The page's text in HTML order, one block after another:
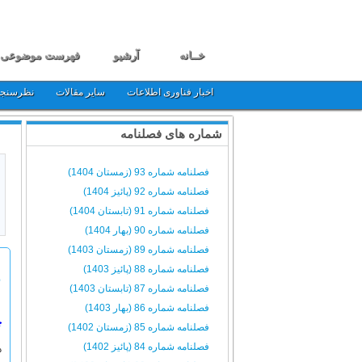
خــانه آرشیو فهرست موضوعی
اخبار فناوری اطلاعات سایر مقالات
شماره های فصلنامه
فصلنامه شماره 93 (زمستان 1404)
فصلنامه شماره 92 (پائیز 1404)
فصلنامه شماره 91 (تابستان 1404)
فصلنامه شماره 90 (بهار 1404)
فصلنامه شماره 89 (زمستان 1403)
فصلنامه شماره 88 (پائیز 1403)
فصلنامه شماره 87 (تابستان 1403)
فصلنامه شماره 86 (بهار 1403)
فصلنامه شماره 85 (زمستان 1402)
فصلنامه شماره 84 (پائیز 1402)